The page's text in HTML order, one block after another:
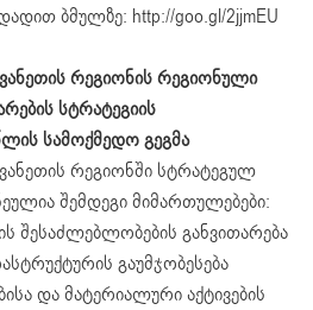
ბმულზე: http://goo.gl/2jjmEU
რეგიონის რეგიონული
სტრატეგიის
სამოქმედო გეგმა
რეგიონში სტრატეგულ
შემდეგი მიმართულებები:
შესაძლებლობების განვითარება
გაუმჯობესება
და მატერიალური აქტივების